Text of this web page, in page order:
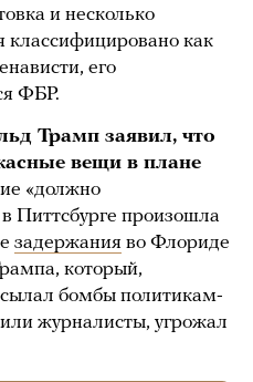
и несколько
классифицировано как
его
ФБР.
Трамп заявил, что
вещи в плане
«должно
Питтсбурге произошла
задержания во Флориде
который,
бомбы политикам-
журналисты, угрожал